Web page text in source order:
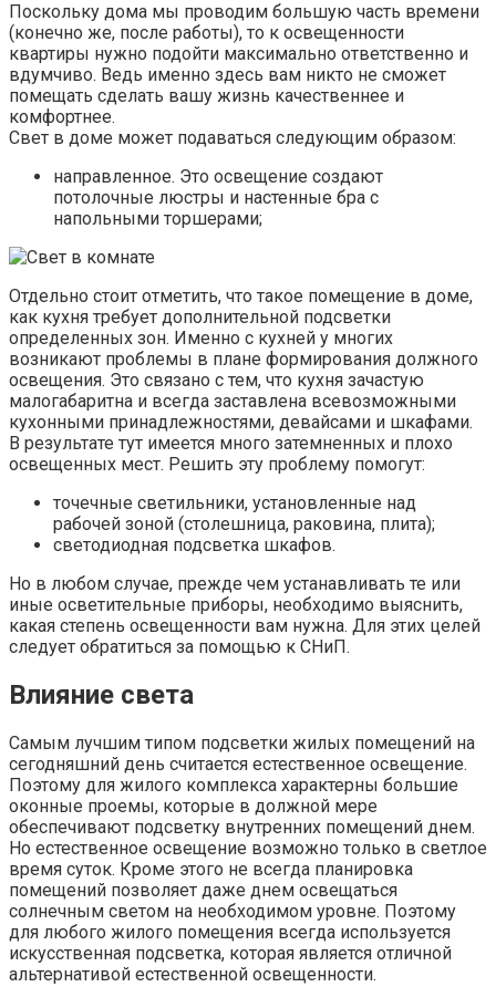
Поскольку дома мы проводим большую часть времени
(конечно же, после работы), то к освещенности
квартиры нужно подойти максимально ответственно и
вдумчиво. Ведь именно здесь вам никто не сможет
помещать сделать вашу жизнь качественнее и
комфортнее.
Свет в доме может подаваться следующим образом:
направленное. Это освещение создают
потолочные люстры и настенные бра с
напольными торшерами;
Отдельно стоит отметить, что такое помещение в доме,
как кухня требует дополнительной подсветки
определенных зон. Именно с кухней у многих
возникают проблемы в плане формирования должного
освещения. Это связано с тем, что кухня зачастую
малогабаритна и всегда заставлена всевозможными
кухонными принадлежностями, девайсами и шкафами.
В результате тут имеется много затемненных и плохо
освещенных мест. Решить эту проблему помогут:
точечные светильники, установленные над
рабочей зоной (столешница, раковина, плита);
светодиодная подсветка шкафов.
Но в любом случае, прежде чем устанавливать те или
иные осветительные приборы, необходимо выяснить,
какая степень освещенности вам нужна. Для этих целей
следует обратиться за помощью к СНиП.
Влияние света
Самым лучшим типом подсветки жилых помещений на
сегодняшний день считается естественное освещение.
Поэтому для жилого комплекса характерны большие
оконные проемы, которые в должной мере
обеспечивают подсветку внутренних помещений днем.
Но естественное освещение возможно только в светлое
время суток. Кроме этого не всегда планировка
помещений позволяет даже днем освещаться
солнечным светом на необходимом уровне. Поэтому
для любого жилого помещения всегда используется
искусственная подсветка, которая является отличной
альтернативой естественной освещенности.